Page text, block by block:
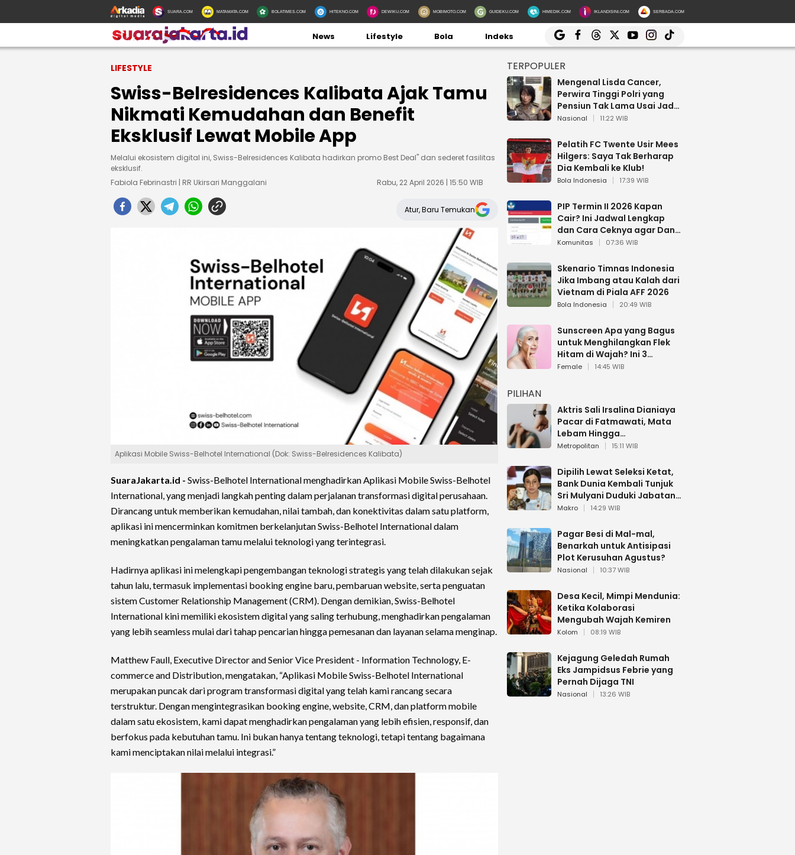
SUARA.COM MATAMATA.COM BOLATIMES.COM HITEKNO.COM DEWIKU.COM MOBIMOTO.COM GUIDEKU.COM HIMEDIK.COM IKLANDISINI.COM SERBADA.COM
News Lifestyle Bola Indeks
LIFESTYLE
Swiss-Belresidences Kalibata Ajak Tamu
Nikmati Kemudahan dan Benefit
Eksklusif Lewat Mobile App
Melalui ekosistem digital ini, Swiss-Belresidences Kalibata hadirkan promo Best Deal" dan sederet fasilitas
eksklusif.
Fabiola Febrinastri | RR Ukirsari Manggalani
Rabu, 22 April 2026 | 15:50 WIB
Atur, Baru Temukan
Aplikasi Mobile Swiss-Belhotel International (Dok: Swiss-Belresidences Kalibata)
SuaraJakarta.id - Swiss-Belhotel International menghadirkan Aplikasi Mobile Swiss-Belhotel
International, yang menjadi langkah penting dalam perjalanan transformasi digital perusahaan.
Dirancang untuk memberikan kemudahan, nilai tambah, dan konektivitas dalam satu platform,
aplikasi ini mencerminkan komitmen berkelanjutan Swiss-Belhotel International dalam
meningkatkan pengalaman tamu melalui teknologi yang terintegrasi.
Hadirnya aplikasi ini melengkapi pengembangan teknologi strategis yang telah dilakukan sejak
tahun lalu, termasuk implementasi booking engine baru, pembaruan website, serta penguatan
sistem Customer Relationship Management (CRM). Dengan demikian, Swiss-Belhotel
International kini memiliki ekosistem digital yang saling terhubung, menghadirkan pengalaman
yang lebih seamless mulai dari tahap pencarian hingga pemesanan dan layanan selama menginap.
Matthew Faull, Executive Director and Senior Vice President - Information Technology, E-
commerce and Distribution, mengatakan, “Aplikasi Mobile Swiss-Belhotel International
merupakan puncak dari program transformasi digital yang telah kami rancang secara
terstruktur. Dengan mengintegrasikan booking engine, website, CRM, dan platform mobile
dalam satu ekosistem, kami dapat menghadirkan pengalaman yang lebih efisien, responsif, dan
berfokus pada kebutuhan tamu. Ini bukan hanya tentang teknologi, tetapi tentang bagaimana
kami menciptakan nilai melalui integrasi.”
TERPOPULER
Mengenal Lisda Cancer,
Perwira Tinggi Polri yang
Pensiun Tak Lama Usai Jadi
Brigjen
Nasional 11:22 WIB
Pelatih FC Twente Usir Mees
Hilgers: Saya Tak Berharap
Dia Kembali ke Klub!
Bola Indonesia 17:39 WIB
PIP Termin II 2026 Kapan
Cair? Ini Jadwal Lengkap
dan Cara Ceknya agar Dana
Tidak Hangus!
Komunitas 07:36 WIB
Skenario Timnas Indonesia
Jika Imbang atau Kalah dari
Vietnam di Piala AFF 2026
Bola Indonesia 20:49 WIB
Sunscreen Apa yang Bagus
untuk Menghilangkan Flek
Hitam di Wajah? Ini 3
Rekomendasi sesuai Review
Female 14:45 WIB
PILIHAN
Aktris Sali Irsalina Dianiaya
Pacar di Fatmawati, Mata
Lebam Hingga
Diselamatkan Polantas
Metropolitan 15:11 WIB
Dipilih Lewat Seleksi Ketat,
Bank Dunia Kembali Tunjuk
Sri Mulyani Duduki Jabatan
Strategis
Makro 14:29 WIB
Pagar Besi di Mal-mal,
Benarkah untuk Antisipasi
Plot Kerusuhan Agustus?
Nasional 10:37 WIB
Desa Kecil, Mimpi Mendunia:
Ketika Kolaborasi
Mengubah Wajah Kemiren
Kolom 08:19 WIB
Kejagung Geledah Rumah
Eks Jampidsus Febrie yang
Pernah Dijaga TNI
Nasional 13:26 WIB